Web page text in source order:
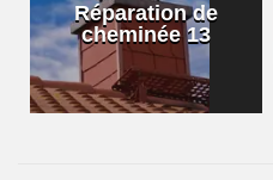
Réparation de
cheminée 13